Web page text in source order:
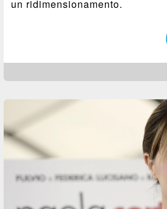
un ridimensionamento.